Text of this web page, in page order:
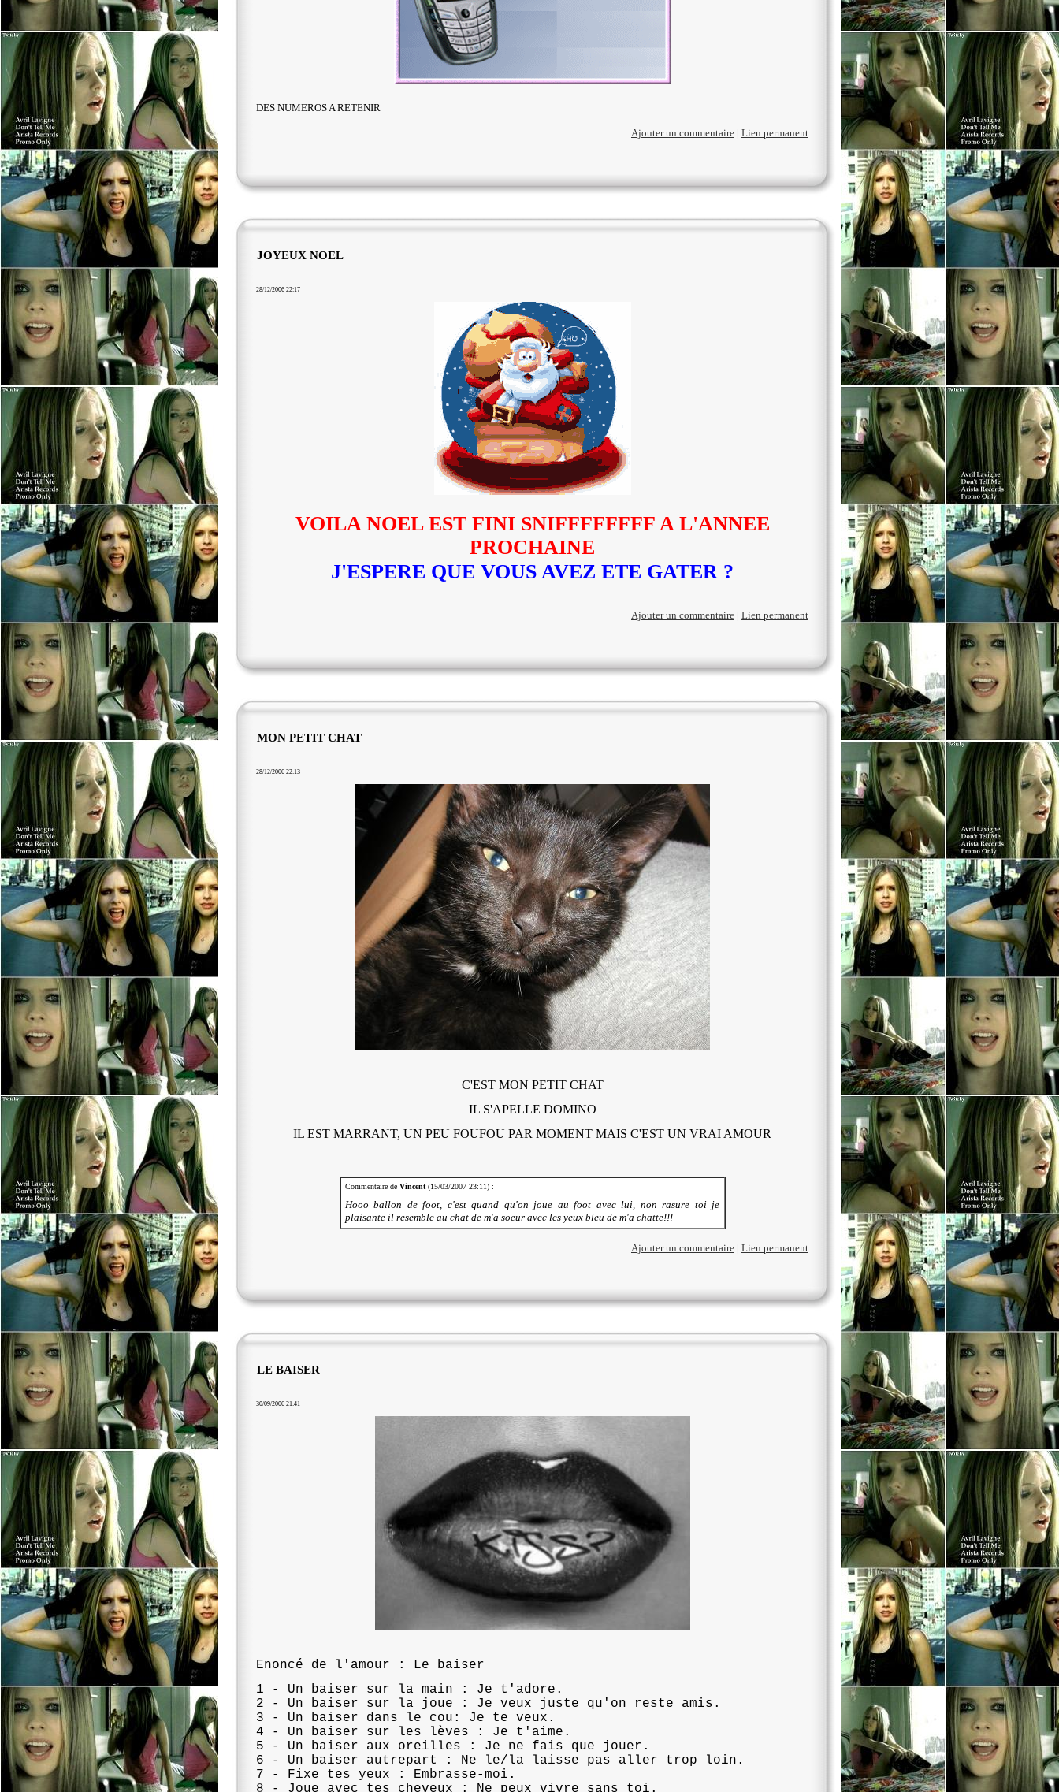
DES NUMEROS A RETENIR
Ajouter un commentaire | Lien permanent
JOYEUX NOEL
28/12/2006 22:17
VOILA NOEL EST FINI SNIFFFFFFFF A L'ANNEE
PROCHAINE
J'ESPERE QUE VOUS AVEZ ETE GATER ?
Ajouter un commentaire | Lien permanent
MON PETIT CHAT
28/12/2006 22:13
C'EST MON PETIT CHAT
IL S'APELLE DOMINO
IL EST MARRANT, UN PEU FOUFOU PAR MOMENT MAIS C'EST UN VRAI AMOUR
Commentaire de Vincent(15/03/2007 23:11) :
Hooo ballon de foot, c'est quand qu'on joue au foot avec lui, non rasure toi je
plaisante il resemble au chat de m'a soeur avec les yeux bleu de m'a chatte!!!
Ajouter un commentaire | Lien permanent
LE BAISER
30/09/2006 21:41
Enoncé de l'amour : Le baiser
1 - Un baiser sur la main : Je t'adore.
2 - Un baiser sur la joue : Je veux juste qu'on reste amis.
3 - Un baiser dans le cou: Je te veux.
4 - Un baiser sur les lèves : Je t'aime.
5 - Un baiser aux oreilles : Je ne fais que jouer.
6 - Un baiser autrepart : Ne le/la laisse pas aller trop loin.
7 - Fixe tes yeux : Embrasse-moi.
8 - Joue avec tes cheveux : Ne peux vivre sans toi.